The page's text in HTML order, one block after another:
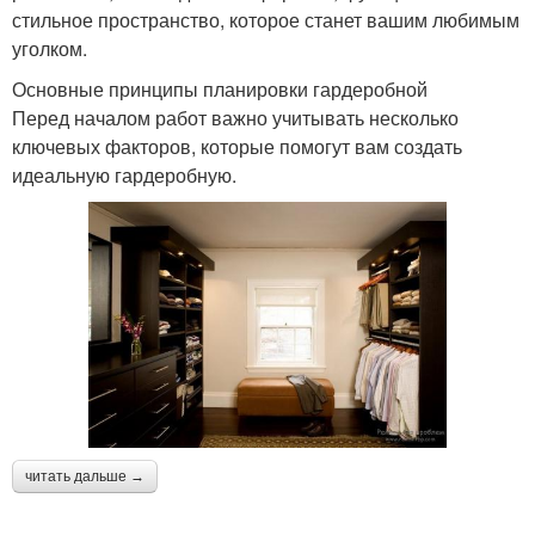
стильное пространство, которое станет вашим любимым
уголком.
Основные принципы планировки гардеробной
Перед началом работ важно учитывать несколько
ключевых факторов, которые помогут вам создать
идеальную гардеробную.
читать дальше →